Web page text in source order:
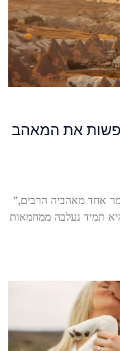
את המאהב
אחד מאהביה הרבים,”
תמיד נעלבה ממחמאות